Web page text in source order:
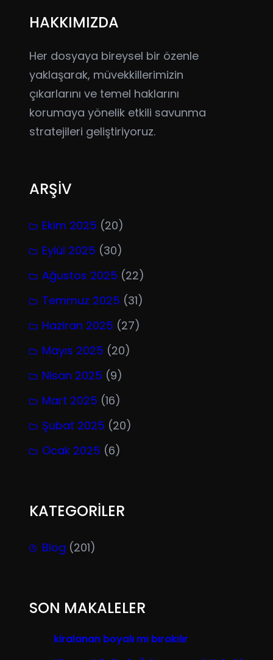
HAKKIMIZDA
Her dosyaya bireysel bir özenle
yaklaşarak, müvekkillerimizin
çıkarlarını ve temel haklarını
korumaya yönelik etkili savunma
stratejileri geliştiriyoruz.
ARŞİV
Ekim 2025 (20)
Eylül 2025 (30)
Ağustos 2025 (22)
Temmuz 2025 (31)
Haziran 2025 (27)
Mayıs 2025 (20)
Nisan 2025 (9)
Mart 2025 (16)
Şubat 2025 (20)
Ocak 2025 (6)
KATEGORİLER
Blog (201)
SON MAKALELER
kiralanan boyalı mı bırakılır